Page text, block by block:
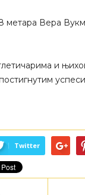
метара Вера
и
Twitter